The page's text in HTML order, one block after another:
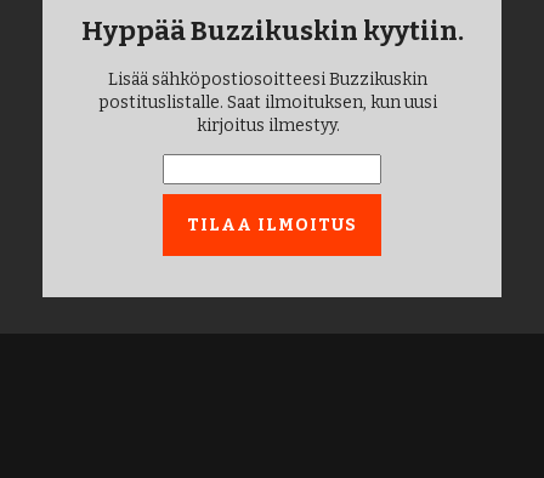
Hyppää Buzzikuskin kyytiin.
Lisää sähköpostiosoitteesi Buzzikuskin
postituslistalle. Saat ilmoituksen, kun uusi
kirjoitus ilmestyy.